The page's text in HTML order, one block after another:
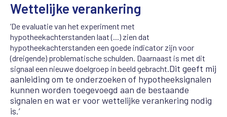
Wettelijke verankering
‘De evaluatie van het experiment met
hypotheekachterstanden laat (...) zien dat
hypotheekachterstanden een goede indicator zijn voor
(dreigende) problematische schulden. Daarnaast is met dit
signaal een nieuwe doelgroep in beeld gebracht.Dit geeft mij
aanleiding om te onderzoeken of hypotheeksignalen
kunnen worden toegevoegd aan de bestaande
signalen en wat er voor wettelijke verankering nodig
is.’